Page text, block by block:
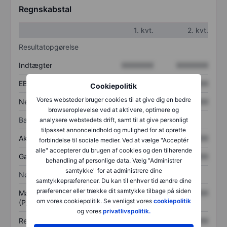
Cookiepolitik
Vores websteder bruger cookies til at give dig en bedre
browseroplevelse ved at aktivere, optimere og
analysere webstedets drift, samt til at give personligt
tilpasset annonceindhold og mulighed for at oprette
forbindelse til sociale medier. Ved at vælge "Acceptér
alle" accepterer du brugen af cookies og den tilhørende
behandling af personlige data. Vælg "Administrer
samtykke" for at administrere dine
samtykkepræferencer. Du kan til enhver tid ændre dine
præferencer eller trække dit samtykke tilbage på siden
om vores cookiepolitik. Se venligst vores cookiepolitik
og vores privatlivspolitik.
Regnskabstal
1. kvt.
2. kvt.
Resultatopgørelse
Indtægter
EBITDA XXXXXXX
Nettoresultat XXXXXXX XXXXXXX
Balance
Aktiver i alt XXXXXXX XXXXXXX
Gæld XXXXXXX
Nøgletal
Markedsværdi/omsætning
(P/S)
XXXXXXX XXXXXXX
Resultat pr. aktie (EPS)